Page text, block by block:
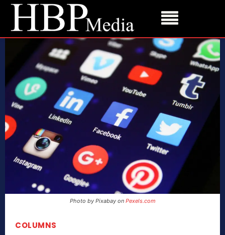
Photo by Pixabay on Pexels.com
COLUMNS